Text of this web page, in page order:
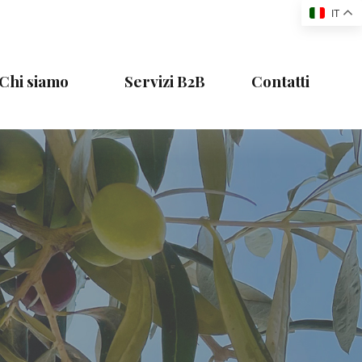
IT
Chi siamo Servizi B2B Contatti